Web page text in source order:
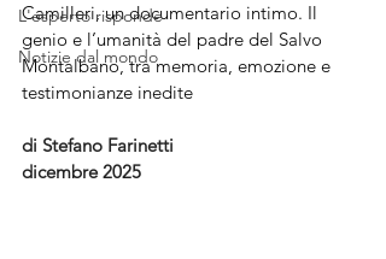
L'esperto risponde
Notizie dal mondo
Camilleri, un documentario intimo. Il
genio e l’umanità del padre del Salvo
Montalbano, tra memoria, emozione e
testimonianze inedite
di Stefano Farinetti
dicembre 2025